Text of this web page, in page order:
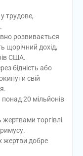
трудове,
розвивається
щорічний дохід,
США.
бідність або
свій
20 мільйонів
торгівлі
жертви добре